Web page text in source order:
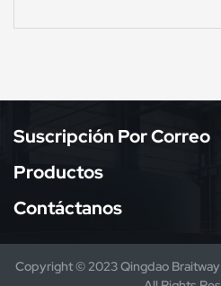
Suscripción Por Correo
Productos
Contáctanos
Copyright © 2023 Qingdao